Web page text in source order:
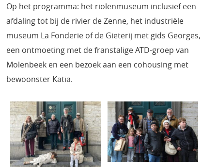
Op het programma: het riolenmuseum inclusief een
afdaling tot bij de rivier de Zenne, het industriële
museum La Fonderie of de Gieterij met gids Georges,
een ontmoeting met de franstalige ATD-groep van
Molenbeek en een bezoek aan een cohousing met
bewoonster Katia.